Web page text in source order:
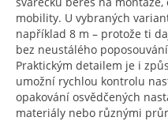
mobility. U vybraných
například 8 m – protože ti
bez neustálého
Praktickým detailem je i
umožní rychlou kontrolu
opakování osvědčených
materiály nebo různými